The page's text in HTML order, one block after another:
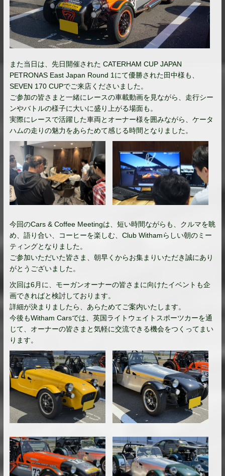
また当日は、先日開催された CATERHAM CUP JAPAN
PETRONAS East Japan Round 1にて優勝された田中様も、
SEVEN 170 CUPでご来店くださいました。
ご参加の皆さまと一緒にレースの車載動画を見ながら、走行シー
ンやバトルの様子に大いに盛り上がる場面も。
実際にレースで活躍した車両とオーナー様を囲みながら、ケータ
ハムの走りの魅力をあらためて感じる時間となりました。
今回のCars & Coffee Meetingは、短い時間ながらも、クルマを眺
め、語り合い、コーヒーを楽しむ、Club Withamらしい朝のミー
ティングとなりました。
ご参加いただいた皆さま、朝早くからお集まりいただき誠にあり
がとうございました。
次回は6月に、モーガンオーナーの皆さまに向けたイベントも企
画できればと検討しております。
詳細が決まりましたら、あらためてご案内いたします。
今後もWitham Carsでは、英国ライトウェイトスポーツカーを通
じて、オーナーの皆さまと気軽に交流できる機会をつくってまい
ります。